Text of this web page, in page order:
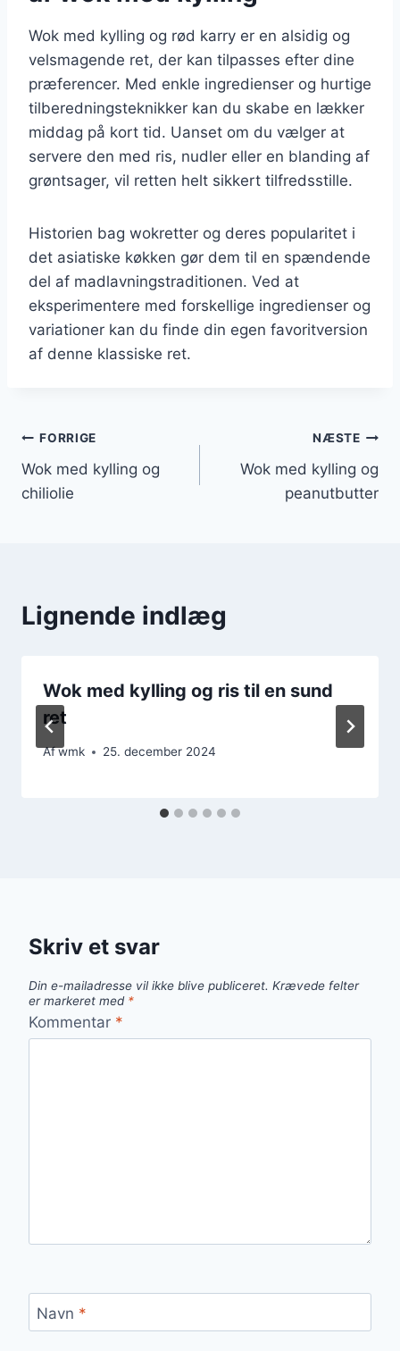
Wok med kylling og rød karry er en alsidig og
velsmagende ret, der kan tilpasses efter dine
præferencer. Med enkle ingredienser og hurtige
tilberedningsteknikker kan du skabe en lækker
middag på kort tid. Uanset om du vælger at
servere den med ris, nudler eller en blanding af
grøntsager, vil retten helt sikkert tilfredsstille.
Historien bag wokretter og deres popularitet i
det asiatiske køkken gør dem til en spændende
del af madlavningstraditionen. Ved at
eksperimentere med forskellige ingredienser og
variationer kan du finde din egen favoritversion
af denne klassiske ret.
Indlægsnavigation
FORRIGE
Wok med kylling og
chiliolie
NÆSTE
Wok med kylling og
peanutbutter
Lignende indlæg
Wok med kylling og ris til en sund
ret
Afwmk 25. december 2024
Skriv et svar
Din e-mailadresse vil ikke blive publiceret. Krævede felter
er markeret med *
Kommentar *
Navn *